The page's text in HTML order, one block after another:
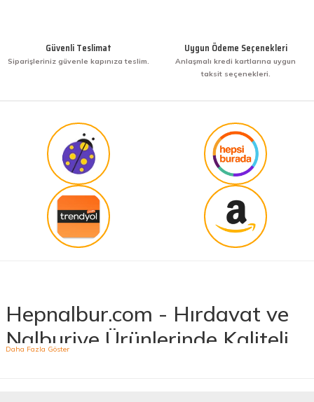
Güvenli Teslimat
Siparişleriniz güvenle kapınıza teslim.
Uygun Ödeme Seçenekleri
Anlaşmalı kredi kartlarına uygun
taksit seçenekleri.
Hepnalbur.com - Hırdavat ve
Nalburiye Ürünlerinde Kaliteli